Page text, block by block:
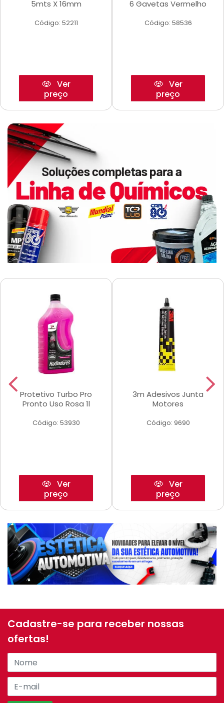
5mts X 16mm
Código: 52211
Ver
preço
6 Gavetas Vermelho
Código: 58536
Ver
preço
Protetivo Turbo Pro
Pronto Uso Rosa 1l
Código: 53930
Ver
preço
3m Adesivos Junta
Motores
Código: 9690
Ver
preço
Cadastre-se para receber nossas
ofertas!